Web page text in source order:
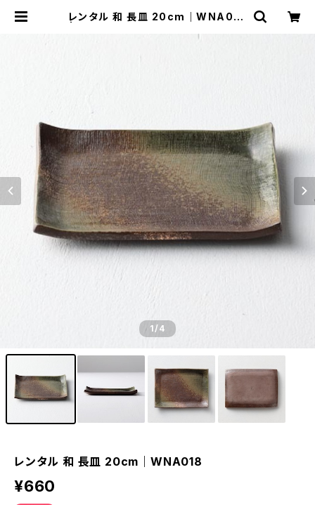
レンタル 和 長皿 20cm｜WNA018
器のレンタルショップ
1/4
レンタル 和 長皿 20cm｜WNA018
¥660